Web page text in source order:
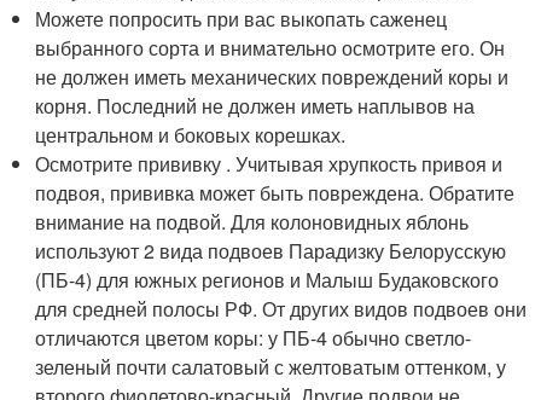
Можете попросить при вас выкопать саженец
выбранного сорта и внимательно осмотрите его. Он
не должен иметь механических повреждений коры и
корня. Последний не должен иметь наплывов на
центральном и боковых корешках.
Осмотрите прививку . Учитывая хрупкость привоя и
подвоя, прививка может быть повреждена. Обратите
внимание на подвой. Для колоновидных яблонь
используют 2 вида подвоев Парадизку Белорусскую
(ПБ-4) для южных регионов и Малыш Будаковского
для средней полосы РФ. От других видов подвоев они
отличаются цветом коры: у ПБ-4 обычно светло-
зеленый почти салатовый с желтоватым оттенком, у